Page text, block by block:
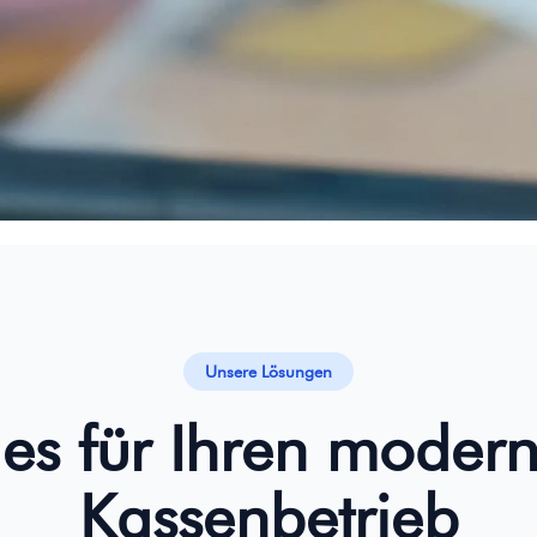
Unsere Lösungen
für Ihren
Kassenbetrieb